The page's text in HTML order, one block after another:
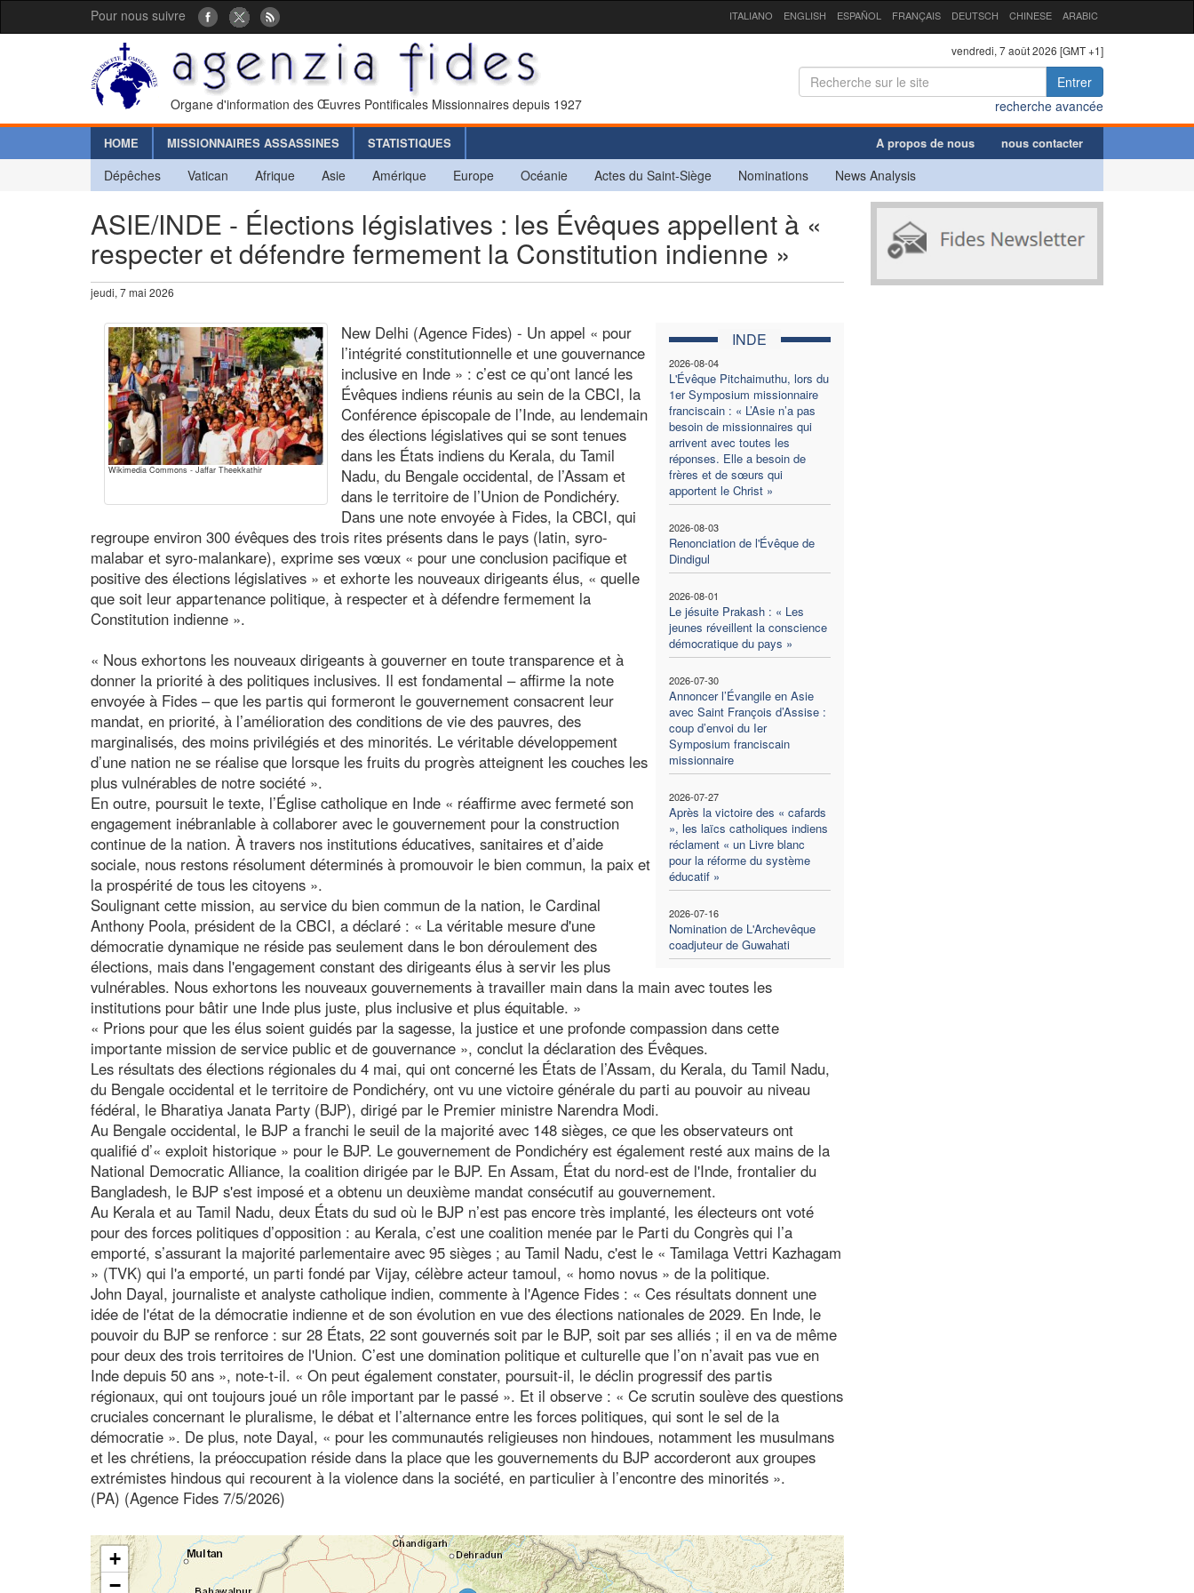
Pour nous suivre ITALIANO ENGLISH ESPAÑOL FRANÇAIS DEUTSCH CHINESE ARABIC
Organe d'information des Œuvres Pontificales Missionnaires depuis 1927
vendredi, 7 août 2026 [GMT +1]
Entrer
recherche avancée
HOME MISSIONNAIRES ASSASSINES STATISTIQUES A propos de nous nous contacter
Dépêches Vatican Afrique Asie Amérique Europe Océanie Actes du Saint-Siège Nominations News Analysis
ASIE/INDE - Élections législatives : les Évêques appellent à «
respecter et défendre fermement la Constitution indienne »
jeudi, 7 mai 2026
Wikimedia Commons - Jaffar Theekkathir
INDE
2026-08-04
L'Évêque Pitchaimuthu, lors du
1er Symposium missionnaire
franciscain : « L’Asie n’a pas
besoin de missionnaires qui
arrivent avec toutes les
réponses. Elle a besoin de
frères et de sœurs qui
apportent le Christ »
2026-08-03
Renonciation de l'Évêque de
Dindigul
2026-08-01
Le jésuite Prakash : « Les
jeunes réveillent la conscience
démocratique du pays »
2026-07-30
Annoncer l’Évangile en Asie
avec Saint François d’Assise :
coup d’envoi du Ier
Symposium franciscain
missionnaire
2026-07-27
Après la victoire des « cafards
», les laïcs catholiques indiens
réclament « un Livre blanc
pour la réforme du système
éducatif »
2026-07-16
Nomination de L'Archevêque
coadjuteur de Guwahati
New Delhi (Agence Fides) - Un appel « pour
l’intégrité constitutionnelle et une gouvernance
inclusive en Inde » : c’est ce qu’ont lancé les
Évêques indiens réunis au sein de la CBCI, la
Conférence épiscopale de l’Inde, au lendemain
des élections législatives qui se sont tenues
dans les États indiens du Kerala, du Tamil
Nadu, du Bengale occidental, de l’Assam et
dans le territoire de l’Union de Pondichéry.
Dans une note envoyée à Fides, la CBCI, qui
regroupe environ 300 évêques des trois rites présents dans le pays (latin, syro-
malabar et syro-malankare), exprime ses vœux « pour une conclusion pacifique et
positive des élections législatives » et exhorte les nouveaux dirigeants élus, « quelle
que soit leur appartenance politique, à respecter et à défendre fermement la
Constitution indienne ».
« Nous exhortons les nouveaux dirigeants à gouverner en toute transparence et à
donner la priorité à des politiques inclusives. Il est fondamental – affirme la note
envoyée à Fides – que les partis qui formeront le gouvernement consacrent leur
mandat, en priorité, à l’amélioration des conditions de vie des pauvres, des
marginalisés, des moins privilégiés et des minorités. Le véritable développement
d’une nation ne se réalise que lorsque les fruits du progrès atteignent les couches les
plus vulnérables de notre société ».
En outre, poursuit le texte, l’Église catholique en Inde « réaffirme avec fermeté son
engagement inébranlable à collaborer avec le gouvernement pour la construction
continue de la nation. À travers nos institutions éducatives, sanitaires et d’aide
sociale, nous restons résolument déterminés à promouvoir le bien commun, la paix et
la prospérité de tous les citoyens ».
Soulignant cette mission, au service du bien commun de la nation, le Cardinal
Anthony Poola, président de la CBCI, a déclaré : « La véritable mesure d'une
démocratie dynamique ne réside pas seulement dans le bon déroulement des
élections, mais dans l'engagement constant des dirigeants élus à servir les plus
vulnérables. Nous exhortons les nouveaux gouvernements à travailler main dans la main avec toutes les
institutions pour bâtir une Inde plus juste, plus inclusive et plus équitable. »
« Prions pour que les élus soient guidés par la sagesse, la justice et une profonde compassion dans cette
importante mission de service public et de gouvernance », conclut la déclaration des Évêques.
Les résultats des élections régionales du 4 mai, qui ont concerné les États de l’Assam, du Kerala, du Tamil Nadu,
du Bengale occidental et le territoire de Pondichéry, ont vu une victoire générale du parti au pouvoir au niveau
fédéral, le Bharatiya Janata Party (BJP), dirigé par le Premier ministre Narendra Modi.
Au Bengale occidental, le BJP a franchi le seuil de la majorité avec 148 sièges, ce que les observateurs ont
qualifié d’« exploit historique » pour le BJP. Le gouvernement de Pondichéry est également resté aux mains de la
National Democratic Alliance, la coalition dirigée par le BJP. En Assam, État du nord-est de l'Inde, frontalier du
Bangladesh, le BJP s'est imposé et a obtenu un deuxième mandat consécutif au gouvernement.
Au Kerala et au Tamil Nadu, deux États du sud où le BJP n’est pas encore très implanté, les électeurs ont voté
pour des forces politiques d’opposition : au Kerala, c’est une coalition menée par le Parti du Congrès qui l’a
emporté, s’assurant la majorité parlementaire avec 95 sièges ; au Tamil Nadu, c'est le « Tamilaga Vettri Kazhagam
» (TVK) qui l'a emporté, un parti fondé par Vijay, célèbre acteur tamoul, « homo novus » de la politique.
John Dayal, journaliste et analyste catholique indien, commente à l'Agence Fides : « Ces résultats donnent une
idée de l'état de la démocratie indienne et de son évolution en vue des élections nationales de 2029. En Inde, le
pouvoir du BJP se renforce : sur 28 États, 22 sont gouvernés soit par le BJP, soit par ses alliés ; il en va de même
pour deux des trois territoires de l'Union. C’est une domination politique et culturelle que l’on n’avait pas vue en
Inde depuis 50 ans », note-t-il. « On peut également constater, poursuit-il, le déclin progressif des partis
régionaux, qui ont toujours joué un rôle important par le passé ». Et il observe : « Ce scrutin soulève des questions
cruciales concernant le pluralisme, le débat et l’alternance entre les forces politiques, qui sont le sel de la
démocratie ». De plus, note Dayal, « pour les communautés religieuses non hindoues, notamment les musulmans
et les chrétiens, la préoccupation réside dans la place que les gouvernements du BJP accorderont aux groupes
extrémistes hindous qui recourent à la violence dans la société, en particulier à l’encontre des minorités ».
(PA) (Agence Fides 7/5/2026)
+
−